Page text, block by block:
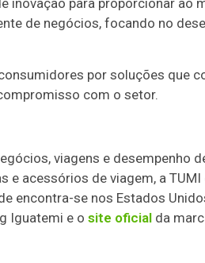
inovação para proporcionar ao
de negócios, focando no
por soluções que
com o setor.
viagens e desempenho
e acessórios de viagem, a TUMI
encontra-se nos Estados
Iguatemi e o site oficialda